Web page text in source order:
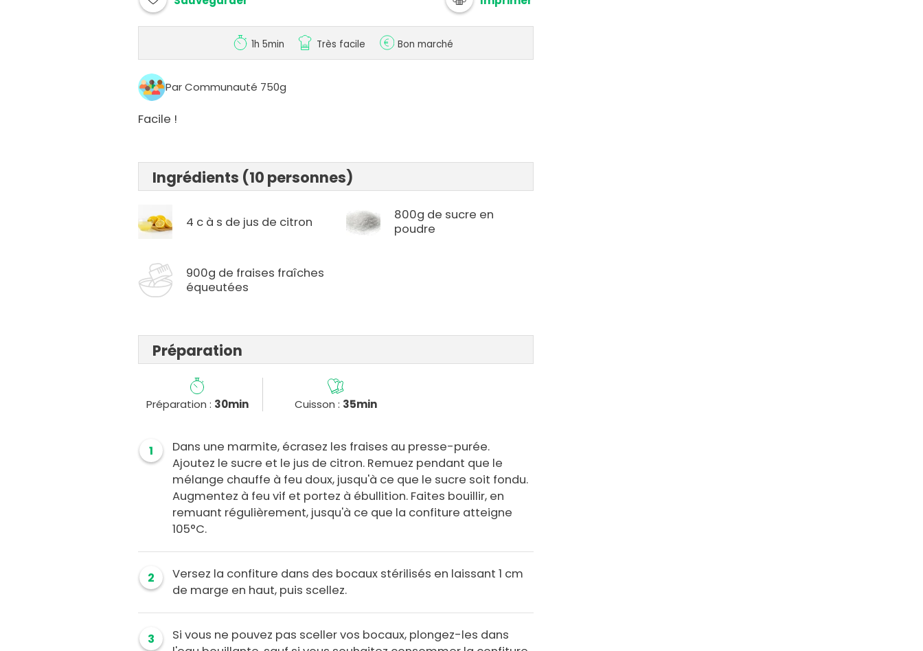
1h 5min Très facile Bon marché
Par Communauté 750g
Facile !
Ingrédients (10 personnes)
4 c à s de jus de citron
800g de sucre en
poudre
900g de fraises fraîches
équeutées
Préparation
Préparation : 30min Cuisson : 35min
1
Dans une marmite, écrasez les fraises au presse-purée.
Ajoutez le sucre et le jus de citron. Remuez pendant que le
mélange chauffe à feu doux, jusqu'à ce que le sucre soit fondu.
Augmentez à feu vif et portez à ébullition. Faites bouillir, en
remuant régulièrement, jusqu'à ce que la confiture atteigne
105°C.
2
Versez la confiture dans des bocaux stérilisés en laissant 1 cm
de marge en haut, puis scellez.
3
Si vous ne pouvez pas sceller vos bocaux, plongez-les dans